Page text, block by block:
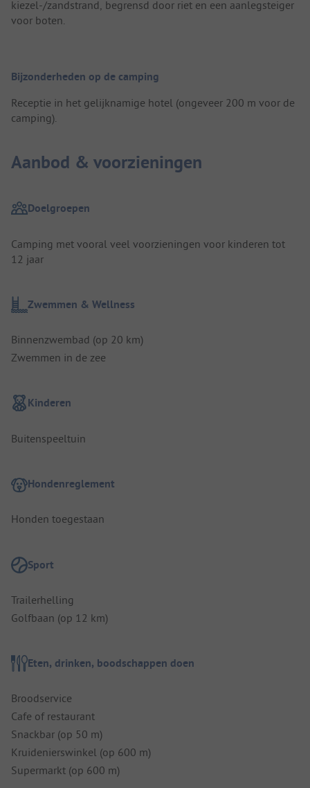
kiezel-/zandstrand, begrensd door riet en een aanlegsteiger
voor boten.
Bijzonderheden op de camping
Receptie in het gelijknamige hotel (ongeveer 200 m voor de
camping).
Aanbod & voorzieningen
Doelgroepen
Camping met vooral veel voorzieningen voor kinderen tot
12 jaar
Zwemmen & Wellness
Binnenzwembad (op 20 km)
Zwemmen in de zee
Kinderen
Buitenspeeltuin
Hondenreglement
Honden toegestaan
Sport
Trailerhelling
Golfbaan (op 12 km)
Eten, drinken, boodschappen doen
Broodservice
Cafe of restaurant
Snackbar (op 50 m)
Kruidenierswinkel (op 600 m)
Supermarkt (op 600 m)